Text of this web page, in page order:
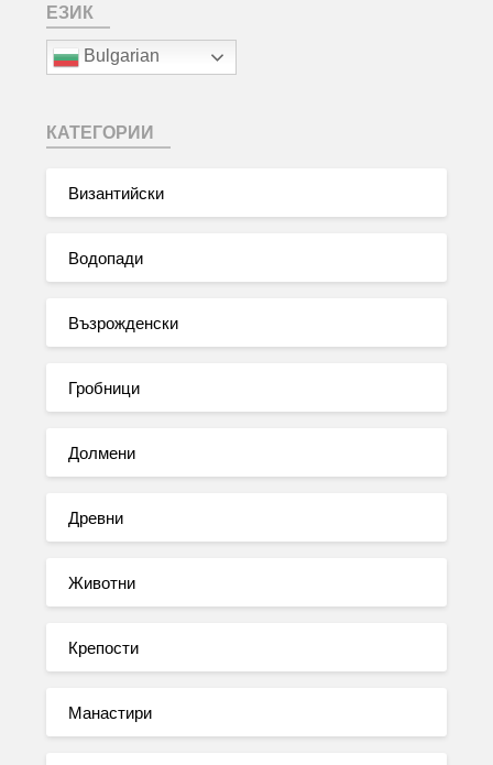
ЕЗИК
Bulgarian
КАТЕГОРИИ
Византийски
Водопади
Възрожденски
Гробници
Долмени
Древни
Животни
Крепости
Манастири